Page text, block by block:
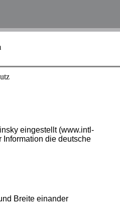
eingestellt (www.intl-
Information die deutsche
Breite einander